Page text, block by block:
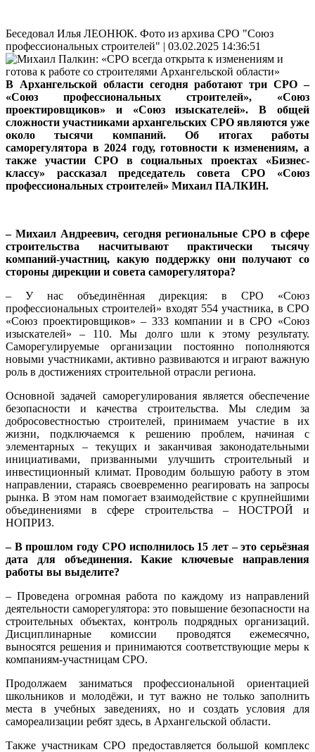
Беседовал Илья ЛЕОНЮК. Фото из архива СРО "Союз
профессиональных строителей" | 03.02.2025 14:36:51
В Архангельской области сегодня работают три СРО –
«Союз профессиональных строителей», «Союз
проектировщиков» и «Союз изыскателей». В общей
сложности участниками архангельских СРО являются уже
около тысячи компаний. Об итогах работы
саморегулятора в 2024 году, готовности к изменениям, а
также участии СРО в социальных проектах «Бизнес-
классу» рассказал председатель совета СРО «Союз
профессиональных строителей» Михаил ПАЛКИН.
– Михаил Андреевич, сегодня региональные СРО в сфере
строительства насчитывают практически тысячу
компаний-участниц, какую поддержку они получают со
стороны дирекции и совета саморегулятора?
– У нас объединённая дирекция: в СРО «Союз
профессиональных строителей» входят 554 участника, в СРО
«Союз проектировщиков» – 333 компании и в СРО «Союз
изыскателей» – 110. Мы долго шли к этому результату.
Саморегулируемые организации постоянно пополняются
новыми участниками, активно развиваются и играют важную
роль в достижениях строительной отрасли региона.
Основной задачей саморегулирования является обеспечение
безопасности и качества строительства. Мы следим за
добросовестностью строителей, принимаем участие в их
жизни, подключаемся к решению проблем, начиная с
элементарных – текущих и заканчивая законодательными
инициативами, призванными улучшить строительный и
инвестиционный климат. Проводим большую работу в этом
направлении, стараясь своевременно реагировать на запросы
рынка. В этом нам помогает взаимодействие с крупнейшими
объединениями в сфере строительства – НОСТРОЙ и
НОПРИЗ.
– В прошлом году СРО исполнилось 15 лет – это серьёзная
дата для объединения. Какие ключевые направления
работы вы выделите?
– Проведена огромная работа по каждому из направлений
деятельности саморегулятора: это повышение безопасности на
строительных объектах, контроль подрядных организаций.
Дисциплинарные комиссии проводятся ежемесячно,
выносятся решения и принимаются соответствующие меры к
компаниям-участницам СРО.
Продолжаем заниматься профессиональной ориентацией
школьников и молодёжи, и тут важно не только заполнить
места в учебных заведениях, но и создать условия для
самореализации ребят здесь, в Архангельской области.
Также участникам СРО предоставляется большой комплекс